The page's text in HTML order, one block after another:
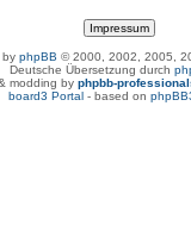
by phpBB © 2000, 2002, 2005,
Deutsche Übersetzung durch
modding by phpbb-
board3 Portal- based on